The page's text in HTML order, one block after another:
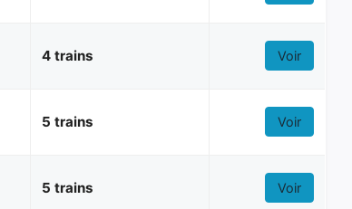
4 trains Voir
5 trains Voir
5 trains Voir